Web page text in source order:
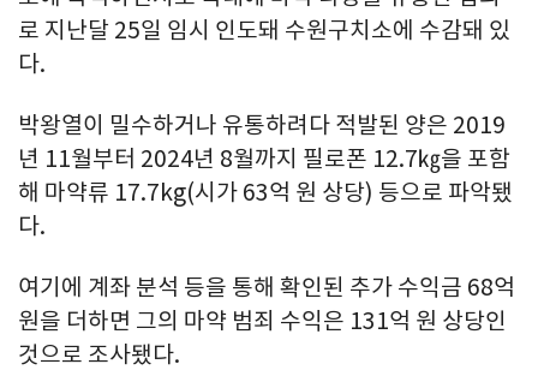
로 지난달 25일 임시 인도돼 수원구치소에 수감돼 있
다.
박왕열이 밀수하거나 유통하려다 적발된 양은 2019
년 11월부터 2024년 8월까지 필로폰 12.7㎏을 포함
해 마약류 17.7kg(시가 63억 원 상당) 등으로 파악됐
다.
여기에 계좌 분석 등을 통해 확인된 추가 수익금 68억
원을 더하면 그의 마약 범죄 수익은 131억 원 상당인
것으로 조사됐다.